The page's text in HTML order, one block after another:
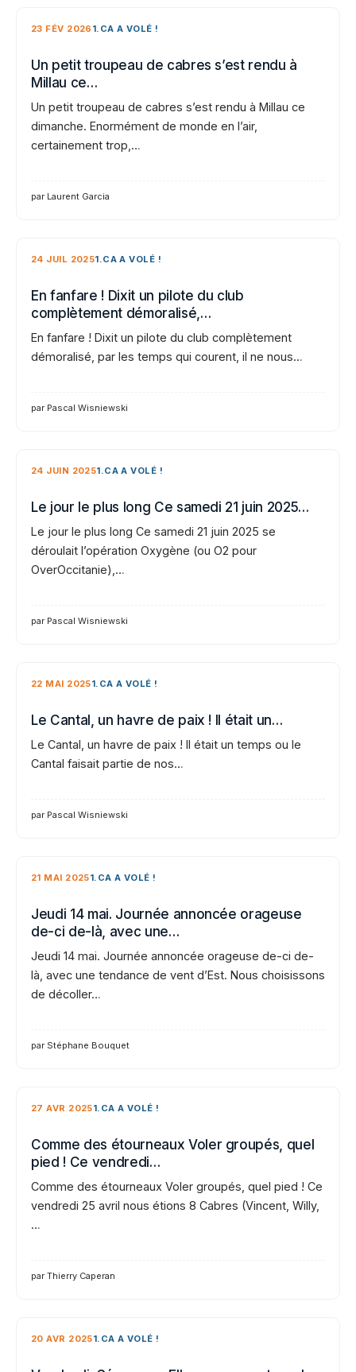
23 FÉV 2026 1.CA A VOLÉ !
Un petit troupeau de cabres s’est rendu à
Millau ce…
Un petit troupeau de cabres s’est rendu à Millau ce
dimanche. Enormément de monde en l’air,
certainement trop,…
par Laurent Garcia
24 JUIL 20251.CA A VOLÉ !
En fanfare ! Dixit un pilote du club
complètement démoralisé,…
En fanfare ! Dixit un pilote du club complètement
démoralisé, par les temps qui courent, il ne nous…
par Pascal Wisniewski
24 JUIN 20251.CA A VOLÉ !
Le jour le plus long Ce samedi 21 juin 2025…
Le jour le plus long Ce samedi 21 juin 2025 se
déroulait l’opération Oxygène (ou O2 pour
OverOccitanie),…
par Pascal Wisniewski
22 MAI 20251.CA A VOLÉ !
Le Cantal, un havre de paix ! Il était un…
Le Cantal, un havre de paix ! Il était un temps ou le
Cantal faisait partie de nos…
par Pascal Wisniewski
21 MAI 20251.CA A VOLÉ !
Jeudi 14 mai. Journée annoncée orageuse
de-ci de-là, avec une…
Jeudi 14 mai. Journée annoncée orageuse de-ci de-
là, avec une tendance de vent d’Est. Nous choisissons
de décoller…
par Stéphane Bouquet
27 AVR 20251.CA A VOLÉ !
Comme des étourneaux Voler groupés, quel
pied ! Ce vendredi…
Comme des étourneaux Voler groupés, quel pied ! Ce
vendredi 25 avril nous étions 8 Cabres (Vincent, Willy,
…
par Thierry Caperan
20 AVR 20251.CA A VOLÉ !